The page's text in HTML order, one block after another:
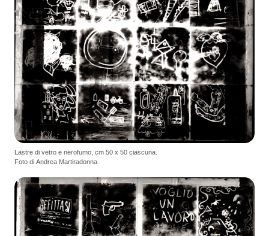
Lastre di vetro e nerofumo, cm 50 x 50 ciascuna.
Foto di Andrea Martiradonna